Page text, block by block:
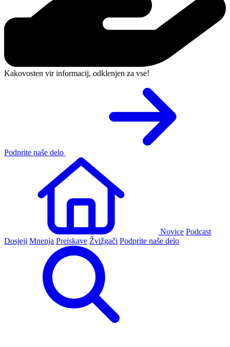
Kakovosten vir informacij, odklenjen za vse!
Podprite naše delo
Novice Podcast
Dosjeji Mnenja Preiskave Žvižgači Podprite naše delo